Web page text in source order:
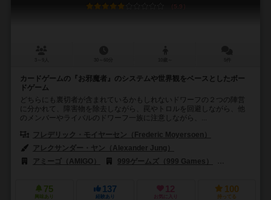
5.9
カードゲームの『お邪魔者』のシステムや世界観をベースとしたボー
ドゲーム
どちらにも裏切者が含まれているかもしれないドワーフの２つの陣営
に分かれて、障害物を除去しながら、罠やトロルを回避しながら、他
のメンバーやライバルのドワーフ一族に注意しながら、...
フレデリック・モイヤーセン（Frederic Moyersoen）
アレクサンダー・ヤン（Alexander Jung）
アミーゴ（AMIGO）
999ゲームズ（999 Games）
75
興味あり
137
経験あり
12
お気に入り
100
持ってる